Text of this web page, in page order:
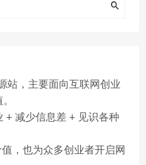
站，主要面向互联网创业
+ 减少信息差 + 见识各种
，也为众多创业者开启网